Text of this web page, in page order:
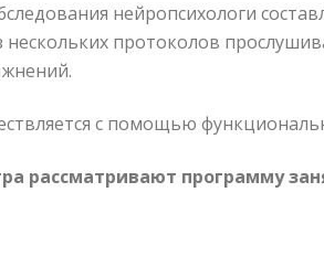
нейропсихологи
протоколов
с помощью
рассматривают программу